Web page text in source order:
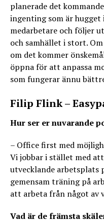
planerade det
ingenting som är
medarbetare och följer
och samhället i stort.
om det kommer
öppna för att anpassa
som fungerar ännu
Filip Flink –
Hur ser er nuvarande
– Office first med
Vi jobbar i stället med
utvecklande arbetsplats
gemensam träning på
att arbeta från något av
Vad är de främsta